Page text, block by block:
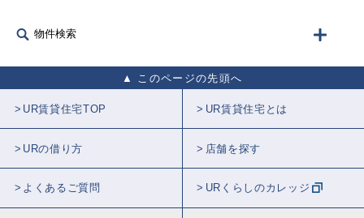
物件検索
このページの先頭へ
UR賃貸住宅TOP UR賃貸住宅とは
URの借り方 店舗を探す
よくあるご質問 URくらしのカレッジ